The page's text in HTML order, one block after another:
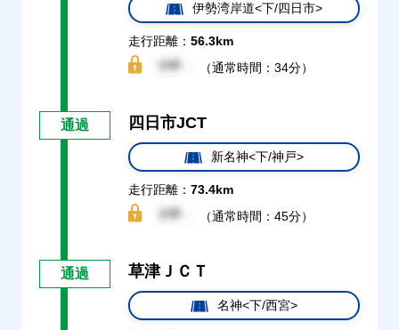
伊勢湾岸道<下/四日市>
走行距離： 56.3km
（通常時間：34分）
通過 四日市JCT
新名神<下/神戸>
走行距離： 73.4km
（通常時間：45分）
通過 草津ＪＣＴ
名神<下/西宮>